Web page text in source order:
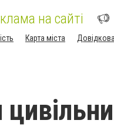
на сайті
Карта міста Довідкова